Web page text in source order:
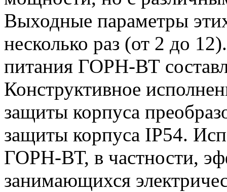
Выходные параметры
несколько раз (от 2 до
питания ГОРН-ВТ
Конструктивное
защиты корпуса
защиты корпуса IP54.
ГОРН-ВТ, в частности,
занимающихся